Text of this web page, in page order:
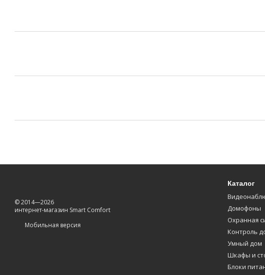
© 2014—2026
интернет-магазин Smart Comfort
Мобильная версия
Каталог
Домофоны
Охранная
Контроль
Умный дом
Шкафы и
Блоки